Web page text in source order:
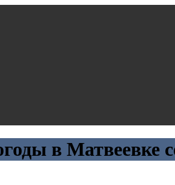
в Матвеевке